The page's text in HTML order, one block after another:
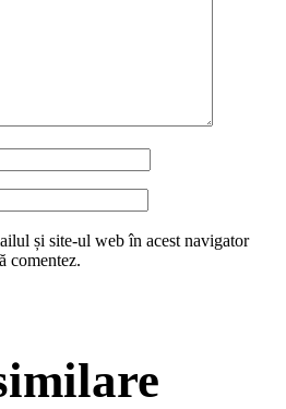
și site-ul web în acest navigator
comentez.